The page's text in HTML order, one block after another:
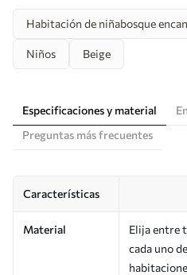
Habitación de niñabosque
Niños Beige
Especificaciones y material
Preguntas más frecuentes
Características
Material
Elija entre
cada uno